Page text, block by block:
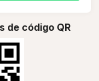
de código QR